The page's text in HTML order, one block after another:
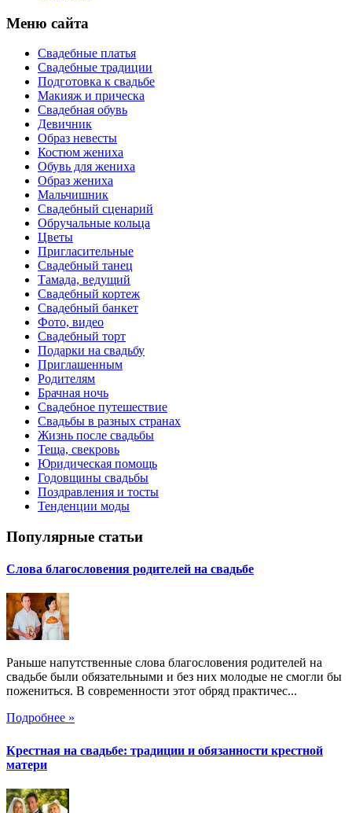
Меню сайта
Свадебные платья
Свадебные традиции
Подготовка к свадьбе
Макияж и прическа
Свадебная обувь
Девичник
Образ невесты
Костюм жениха
Обувь для жениха
Образ жениха
Мальчишник
Свадебный сценарий
Обручальные кольца
Цветы
Пригласительные
Свадебный танец
Тамада, ведущий
Свадебный кортеж
Свадебный банкет
Фото, видео
Свадебный торт
Подарки на свадьбу
Приглашенным
Родителям
Брачная ночь
Свадебное путешествие
Свадьбы в разных странах
Жизнь после свадьбы
Теща, свекровь
Юридическая помощь
Годовщины свадьбы
Поздравления и тосты
Тенденции моды
Популярные статьи
Слова благословения родителей на свадьбе
Раньше напутственные слова благословения родителей на
свадьбе были обязательными и без них молодые не смогли бы
пожениться. В современности этот обряд практичес...
Подробнее »
Крестная на свадьбе: традиции и обязанности крестной
матери